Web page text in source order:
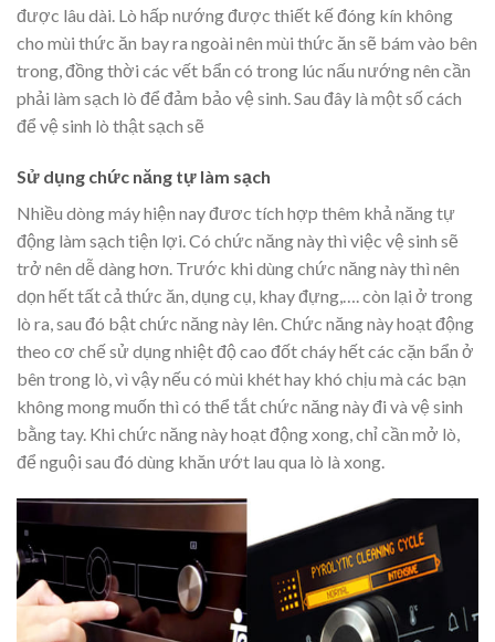
được lâu dài. Lò hấp nướng được thiết kế đóng kín không
cho mùi thức ăn bay ra ngoài nên mùi thức ăn sẽ bám vào bên
trong, đồng thời các vết bẩn có trong lúc nấu nướng nên cần
phải làm sạch lò để đảm bảo vệ sinh. Sau đây là một số cách
để vệ sinh lò thật sạch sẽ
Sử dụng chức năng tự làm sạch
Nhiều dòng máy hiện nay đươc tích hợp thêm khả năng tự
động làm sạch tiện lợi. Có chức năng này thì việc vệ sinh sẽ
trở nên dễ dàng hơn. Trước khi dùng chức năng này thì nên
dọn hết tất cả thức ăn, dụng cụ, khay đựng,…. còn lại ở trong
lò ra, sau đó bật chức năng này lên. Chức năng này hoạt động
theo cơ chế sử dụng nhiệt độ cao đốt cháy hết các cặn bẩn ở
bên trong lò, vì vậy nếu có mùi khét hay khó chịu mà các bạn
không mong muốn thì có thể tắt chức năng này đi và vệ sinh
bằng tay. Khi chức năng này hoạt động xong, chỉ cần mở lò,
để nguội sau đó dùng khăn ướt lau qua lò là xong.